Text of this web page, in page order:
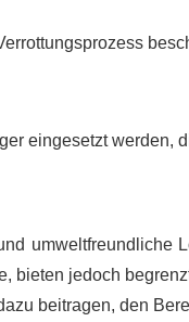
eingesetzt werden,
bieten jedoch
beitragen, den